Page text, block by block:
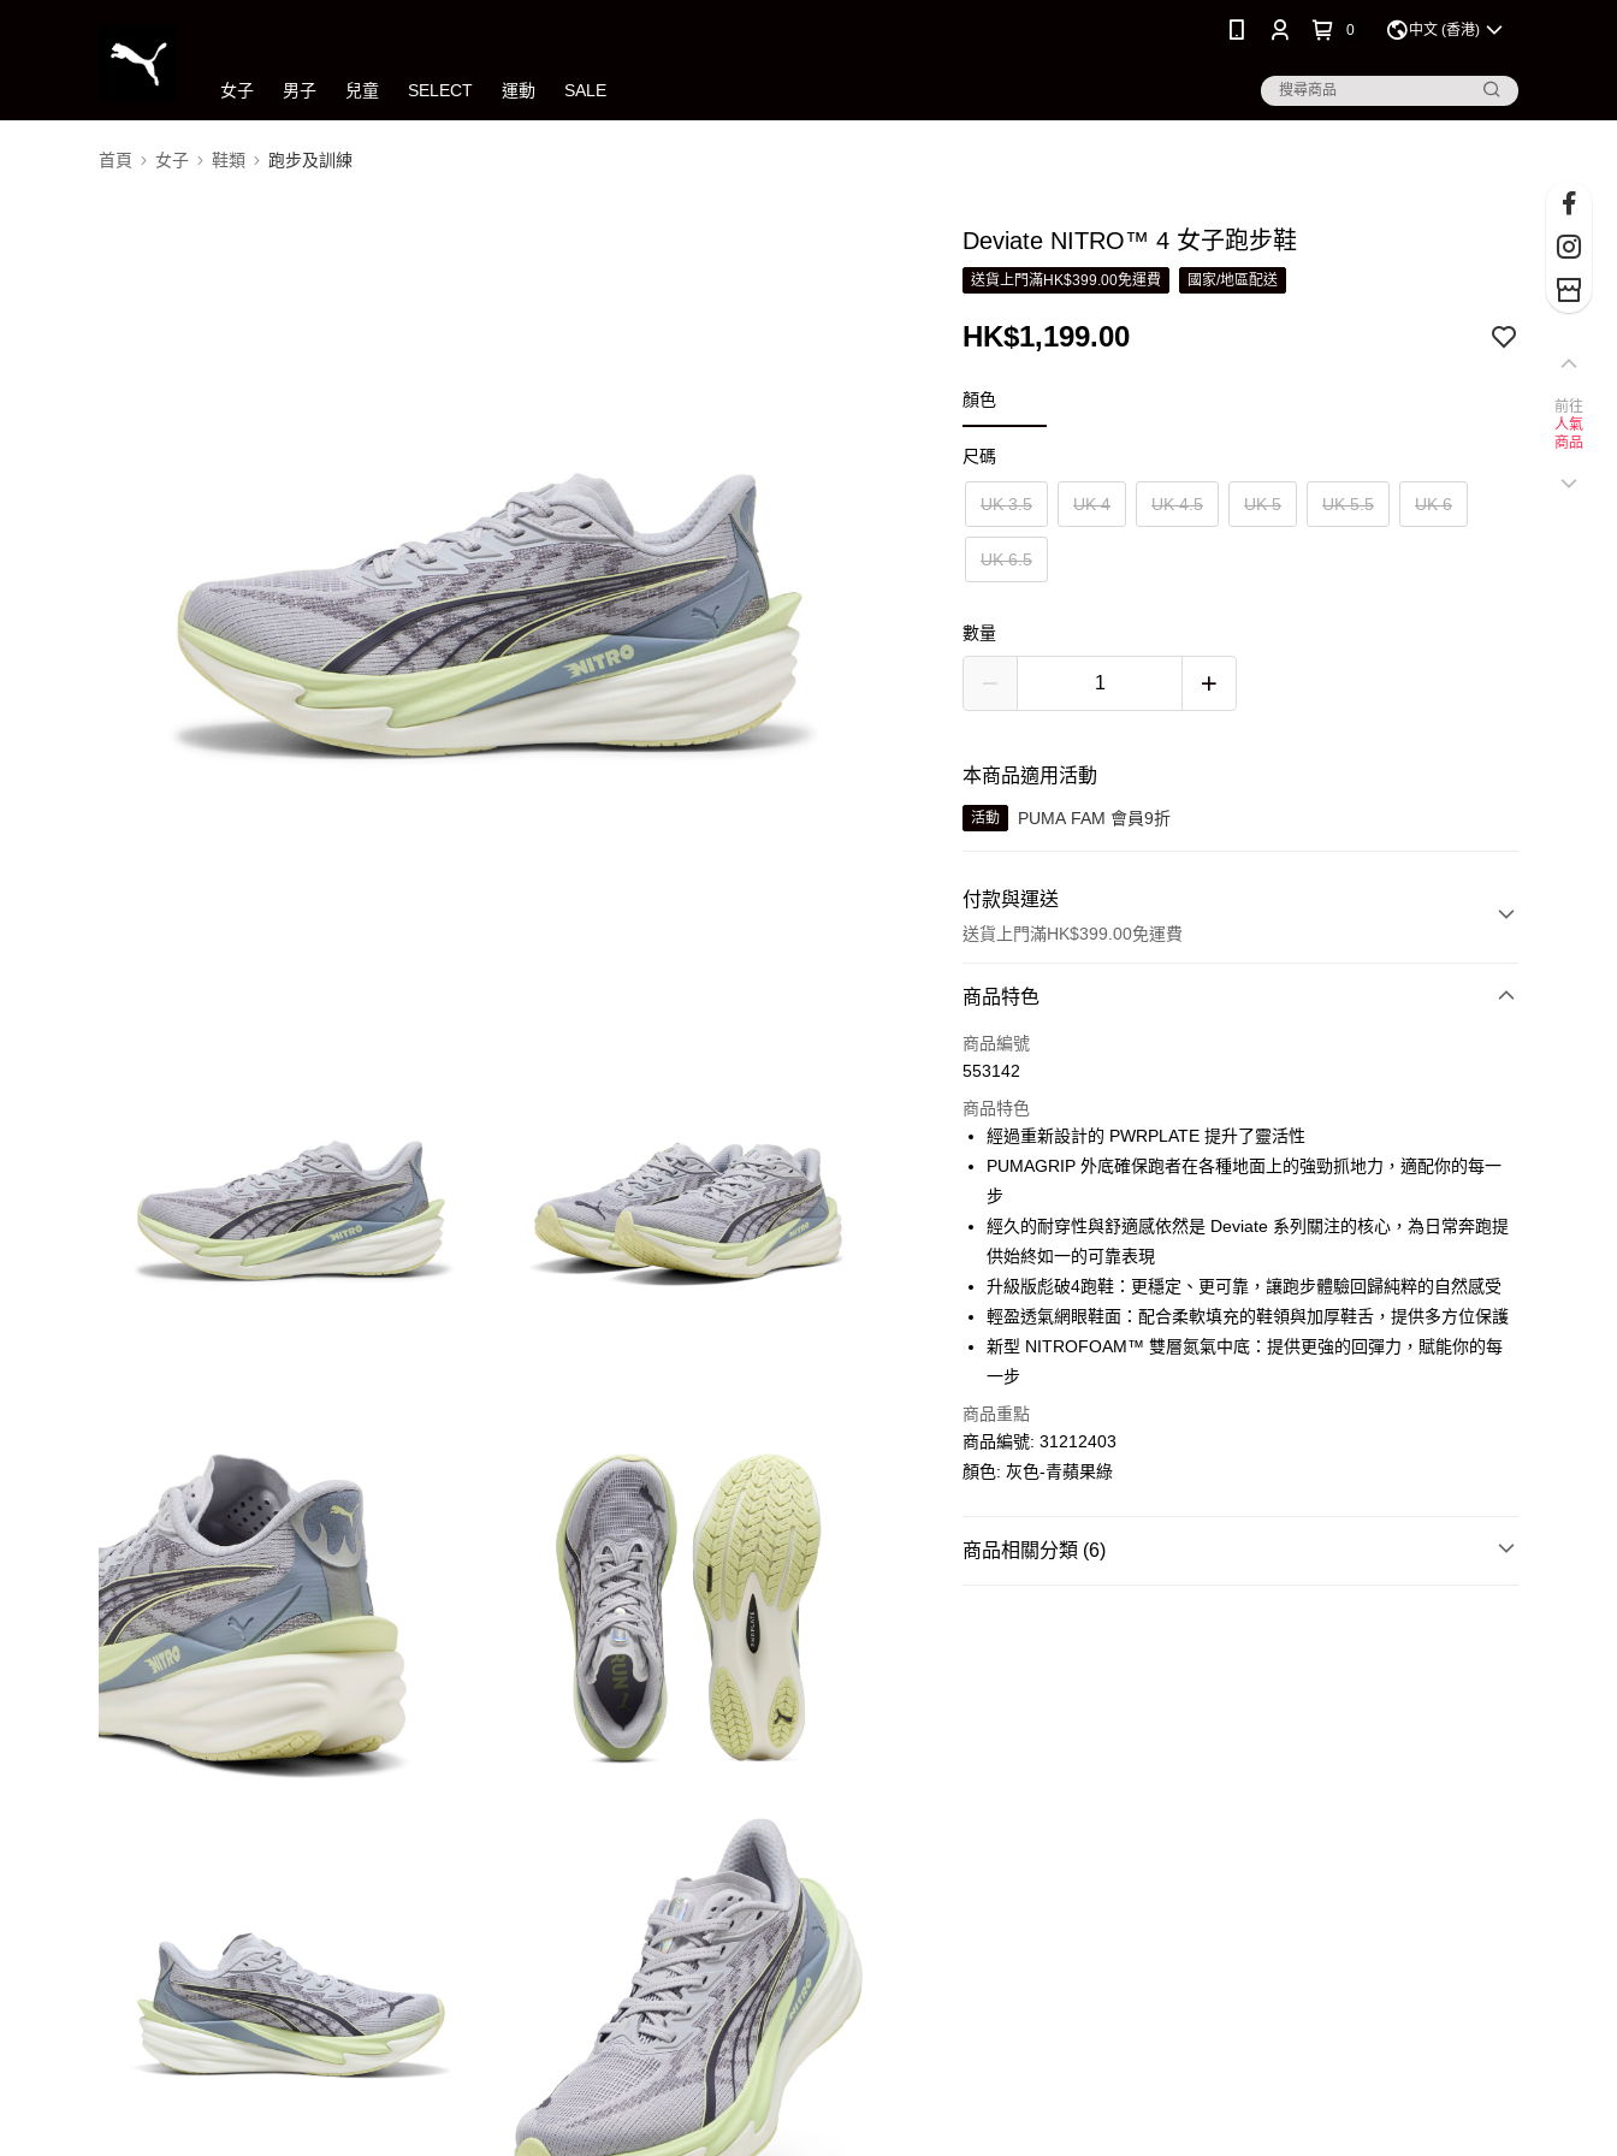
0 中文 (香港)
女子 男子 兒童 SELECT 運動 SALE
首頁 女子 鞋類 跑步及訓練
Deviate NITRO™ 4 女子跑步鞋
送貨上門滿HK$399.00免運費 國家/地區配送
HK$1,199.00
顏色
尺碼
UK 3.5 UK 4 UK 4.5 UK 5 UK 5.5 UK 6
UK 6.5
數量
本商品適用活動
活動 PUMA FAM 會員9折
付款與運送
送貨上門滿HK$399.00免運費
付款方式
信用卡
相關說明
Alipay, PayMe, WeChat Pay, UnionPay, FPS
送貨方式
單筆訂單淨值滿$399可享免運費優惠
每筆HK$30.00，滿HK$399.00或以上免運費
滿$599可享澳門免運費優惠 運費表
商品特色
商品編號
553142
商品特色
經過重新設計的 PWRPLATE 提升了靈活性
PUMAGRIP 外底確保跑者在各種地面上的強勁抓地力，適配你的每一
步
經久的耐穿性與舒適感依然是 Deviate 系列關注的核心，為日常奔跑提
供始終如一的可靠表現
升級版彪破4跑鞋：更穩定、更可靠，讓跑步體驗回歸純粹的自然感受
輕盈透氣網眼鞋面：配合柔軟填充的鞋領與加厚鞋舌，提供多方位保護
新型 NITROFOAM™ 雙層氮氣中底：提供更強的回彈力，賦能你的每
一步
商品重點
商品編號: 31212403
顏色: 灰色-青蘋果綠
商品相關分類 (6)
前往
人氣
商品